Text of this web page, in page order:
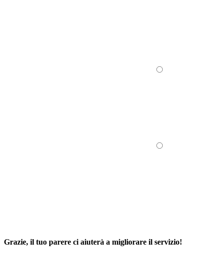
Grazie, il tuo parere ci aiuterà a migliorare il servizio!